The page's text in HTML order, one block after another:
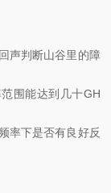
声判断山谷里的障
围能达到几十GH
率下是否有良好反